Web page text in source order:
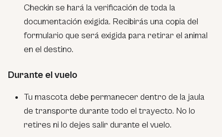
Checkin se hará la verificación de toda la
documentación exigida. Recibirás una copia del
formulario que será exigida para retirar el animal
en el destino.
Durante el vuelo
Tu mascota debe permanecer dentro de la jaula
de transporte durante todo el trayecto. No lo
retires ni lo dejes salir durante el vuelo.